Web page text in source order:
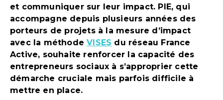
et communiquer sur leur impact. PIE, qui
accompagne depuis plusieurs années des
porteurs de projets à la mesure d’impact
avec la méthodeVISES du réseau France
Active, souhaite renforcer la capacité des
entrepreneurs sociaux à s’approprier cette
démarche cruciale mais parfois difficile à
mettre en place.